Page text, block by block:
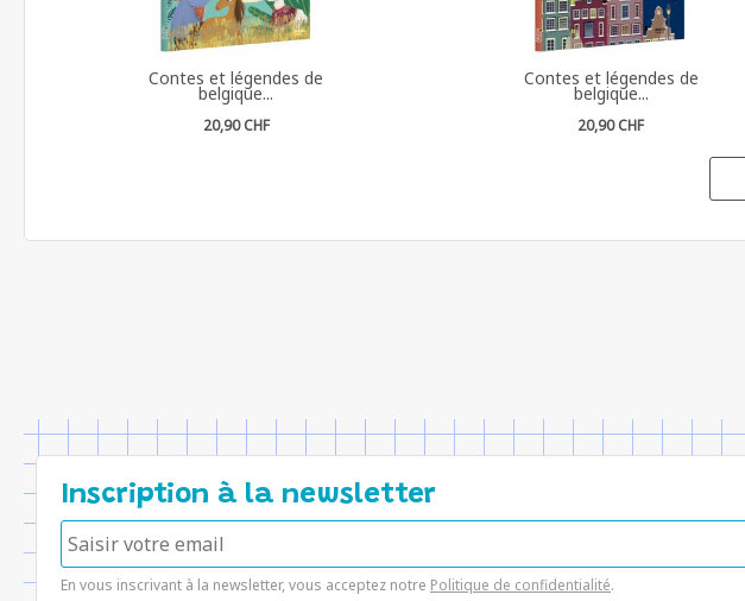
Contes et légendes de
belgique...
20,90 CHF
Contes et légendes de
belgique...
20,90 CHF
Inscription à la newsletter
En vous inscrivant à la newsletter, vous acceptez notre Politique de confidentialité.